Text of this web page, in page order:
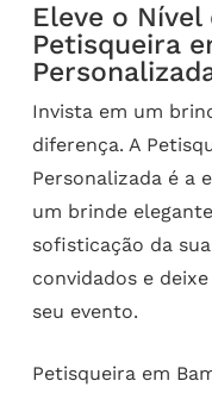
Eleve o
Petisqueira
Invista em um
diferença. A
Personalizada é a
um brinde
sofisticação da
convidados e
seu evento.
Petisqueira em